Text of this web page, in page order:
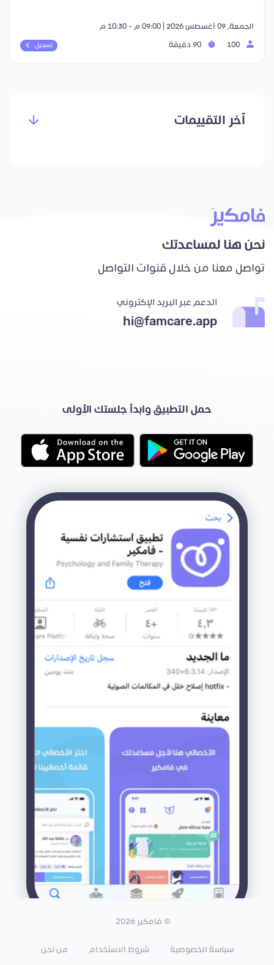
الجمعة, 09 أغسطس 2026 | 09:00 م - 10:30 م
تسجيل
آخر التقييمات
نحن هنا لمساعدتك
تواصل معنا من خلال قنوات التواصل
الدعم عبر البريد الإكتروني
hi@famcare.app
حمل التطبيق وابدأ جلستك الأولى
© فامكير 2026
سياسة الخصوصية شروط الاستخدام من نحن